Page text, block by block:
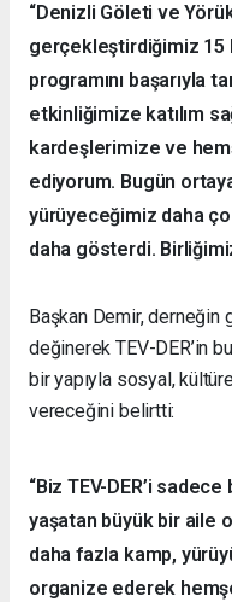
“Denizli Göleti ve
gerçekleştirdiğimiz 15
programını başarıyla
etkinliğimize katılım
kardeşlerimize ve
ediyorum. Bugün
yürüyeceğimiz daha
daha gösterdi.
Başkan Demir, derneğin
değinerek TEV-DER’in
bir yapıyla sosyal,
vereceğini belirtti:
“Biz TEV-DER’i
yaşatan büyük bir aile
daha fazla kamp,
organize ederek